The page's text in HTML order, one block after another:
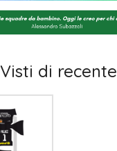
Visti di recente